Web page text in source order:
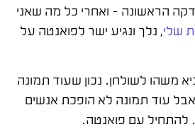
הראשונה – ואחרי כל מה שאני
שלי, נלך ונגיע ישר לפואנטה על
משהו לשולחן. נכון שעוד תמונה
עוד תמונה לא הופכת אנשים
להתחיל עם פואנטה.